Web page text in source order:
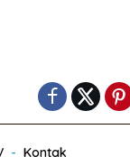
Kontak